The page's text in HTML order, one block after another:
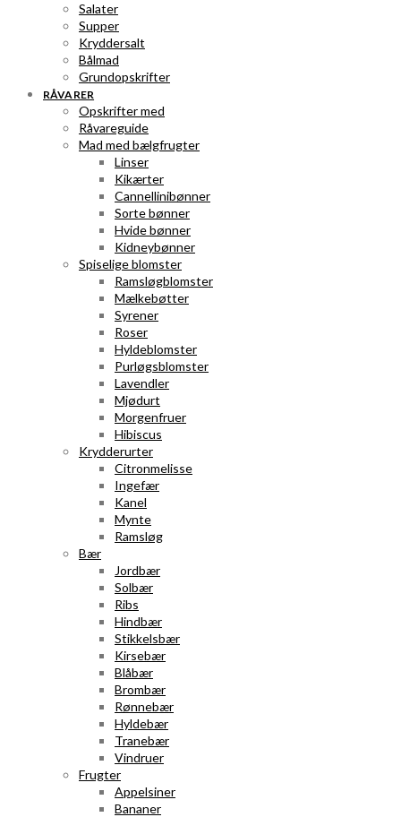
Salater
Supper
Kryddersalt
Bålmad
Grundopskrifter
RÅVARER
Opskrifter med
Råvareguide
Mad med bælgfrugter
Linser
Kikærter
Cannellinibønner
Sorte bønner
Hvide bønner
Kidneybønner
Spiselige blomster
Ramsløgblomster
Mælkebøtter
Syrener
Roser
Hyldeblomster
Purløgsblomster
Lavendler
Mjødurt
Morgenfruer
Hibiscus
Krydderurter
Citronmelisse
Ingefær
Kanel
Mynte
Ramsløg
Bær
Jordbær
Solbær
Ribs
Hindbær
Stikkelsbær
Kirsebær
Blåbær
Brombær
Rønnebær
Hyldebær
Tranebær
Vindruer
Frugter
Appelsiner
Bananer